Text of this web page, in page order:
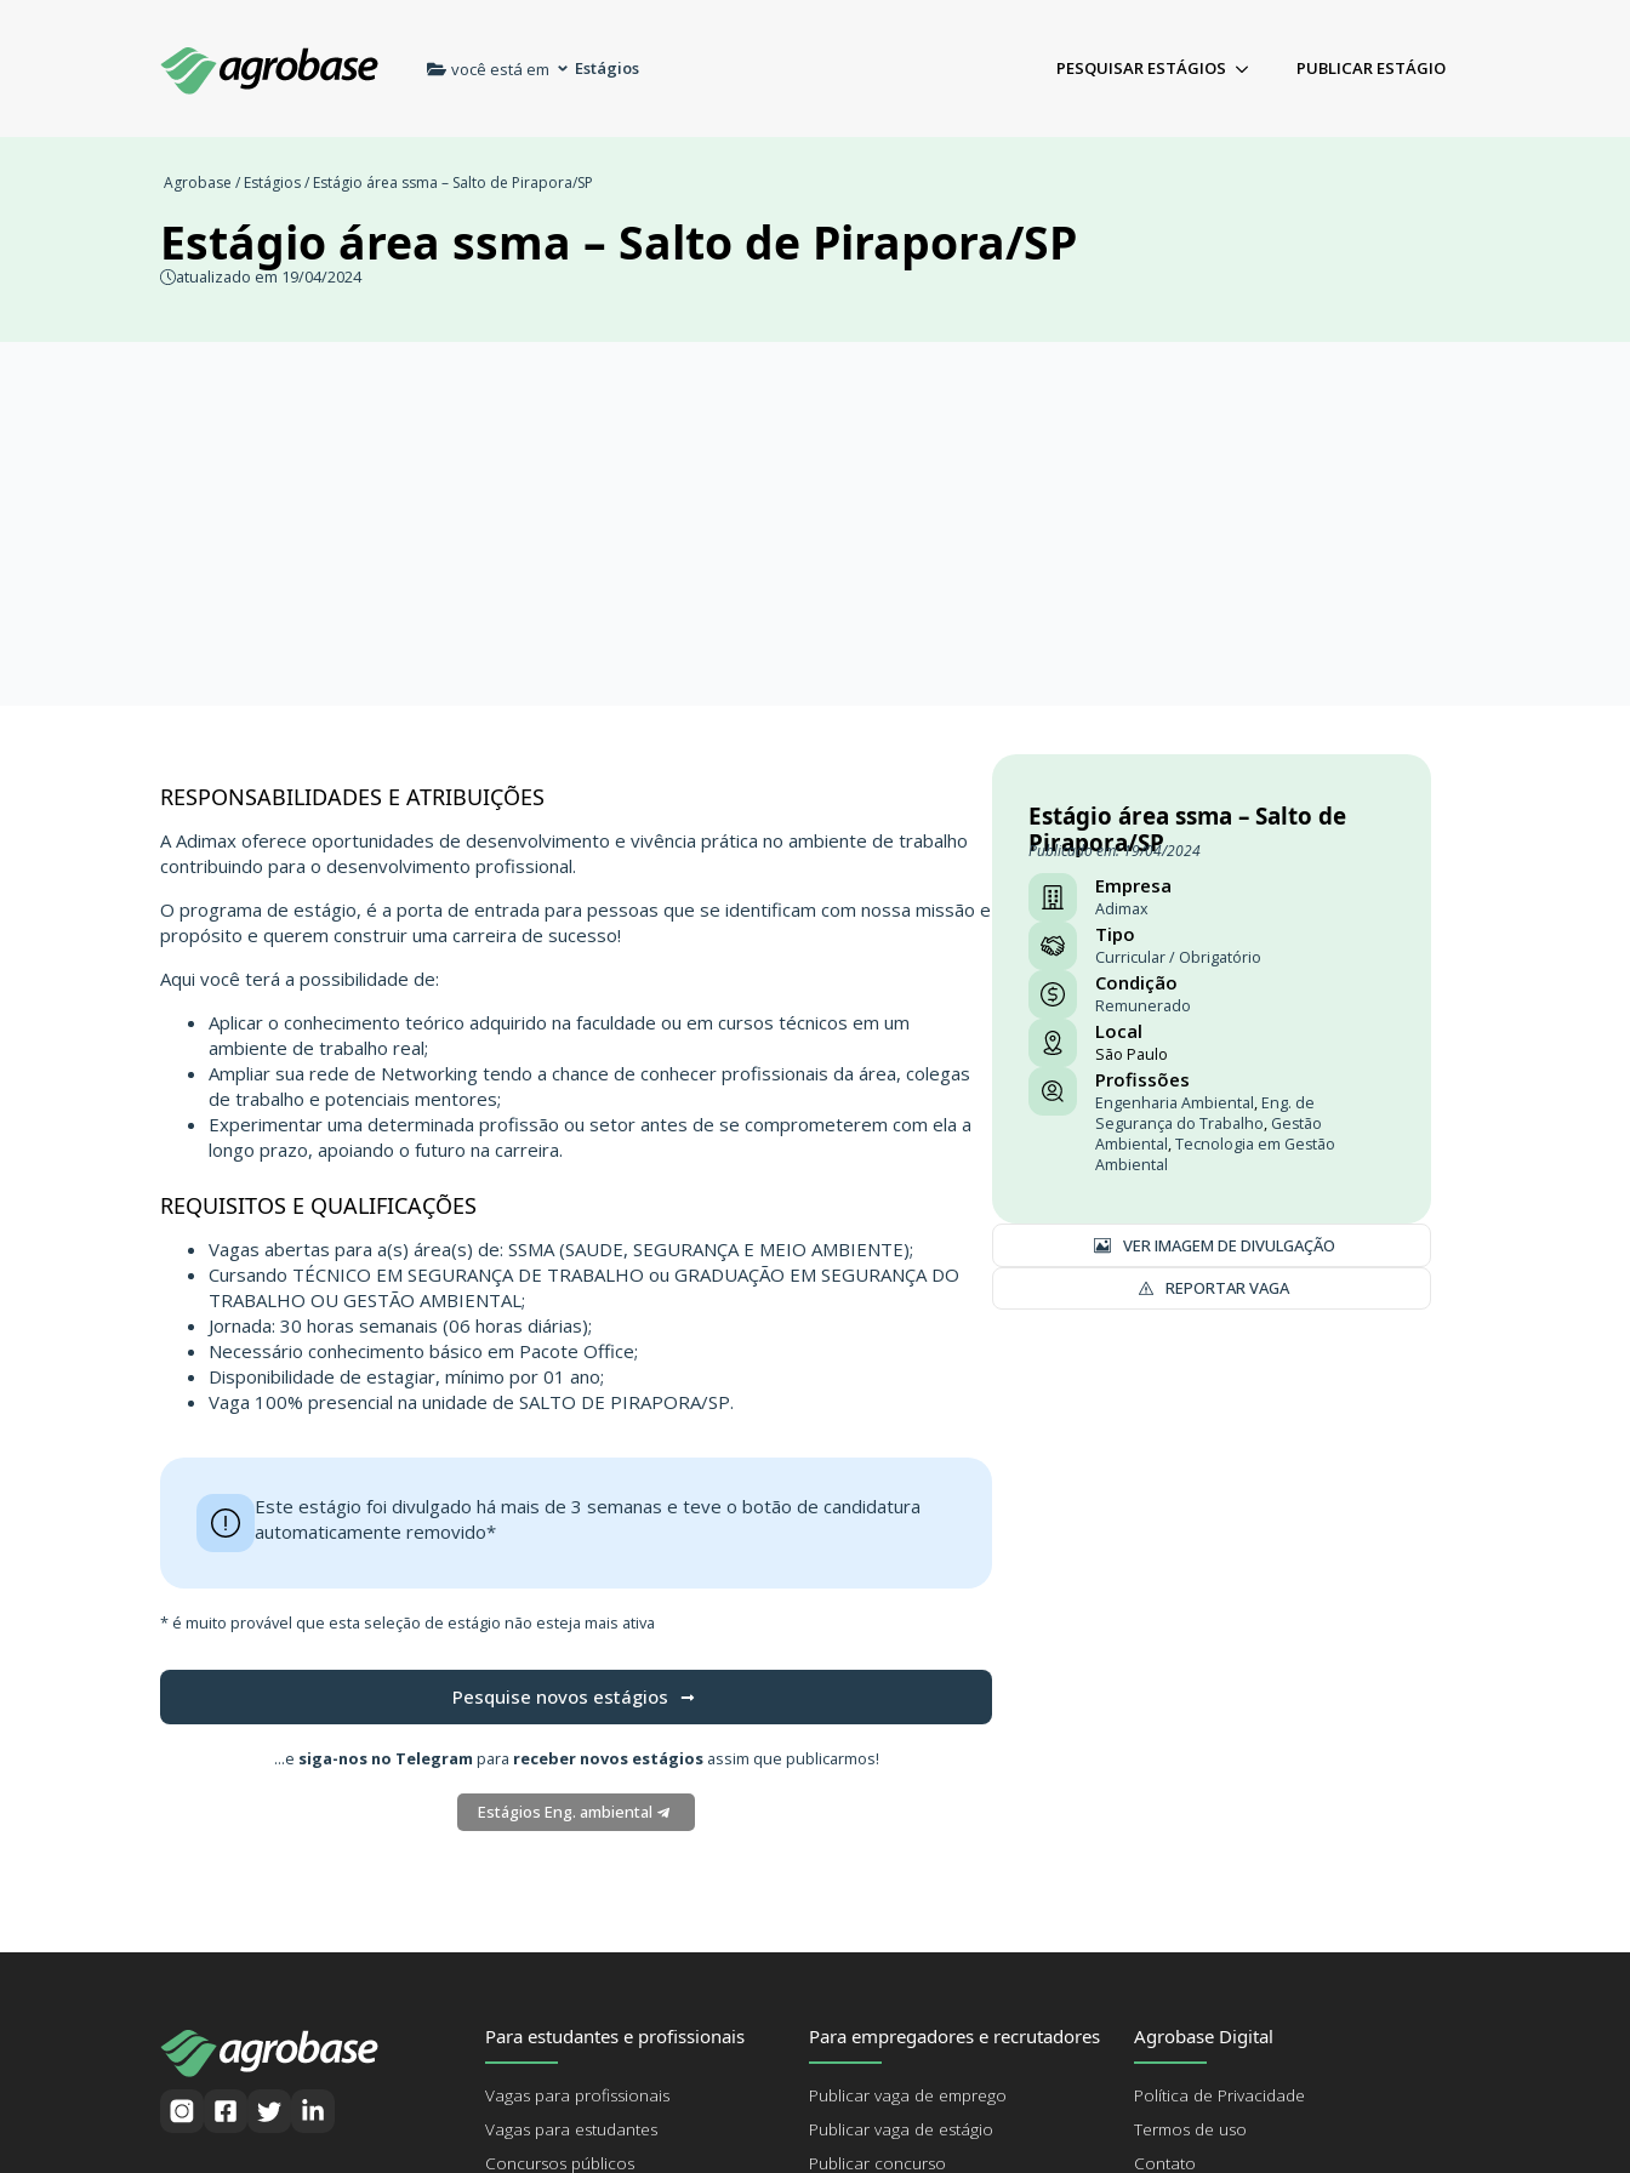
você está em Estágios PESQUISAR ESTÁGIOS PUBLICAR ESTÁGIO
Agrobase / Estágios/ Estágio área ssma – Salto de Pirapora/SP
Estágio área ssma – Salto de Pirapora/SP
atualizado em 19/04/2024
RESPONSABILIDADES E ATRIBUIÇÕES
A Adimax oferece oportunidades de desenvolvimento e vivência prática no ambiente de trabalho
contribuindo para o desenvolvimento profissional.
O programa de estágio, é a porta de entrada para pessoas que se identificam com nossa missão e
propósito e querem construir uma carreira de sucesso!
Aqui você terá a possibilidade de:
Aplicar o conhecimento teórico adquirido na faculdade ou em cursos técnicos em um
ambiente de trabalho real;
Ampliar sua rede de Networking tendo a chance de conhecer profissionais da área, colegas
de trabalho e potenciais mentores;
Experimentar uma determinada profissão ou setor antes de se comprometerem com ela a
longo prazo, apoiando o futuro na carreira.
REQUISITOS E QUALIFICAÇÕES
Vagas abertas para a(s) área(s) de: SSMA (SAUDE, SEGURANÇA E MEIO AMBIENTE);
Cursando TÉCNICO EM SEGURANÇA DE TRABALHO ou GRADUAÇÃO EM SEGURANÇA DO
TRABALHO OU GESTÃO AMBIENTAL;
Jornada: 30 horas semanais (06 horas diárias);
Necessário conhecimento básico em Pacote Office;
Disponibilidade de estagiar, mínimo por 01 ano;
Vaga 100% presencial na unidade de SALTO DE PIRAPORA/SP.
Este estágio foi divulgado há mais de 3 semanas e teve o botão de candidatura
automaticamente removido*
* é muito provável que esta seleção de estágio não esteja mais ativa
Pesquise novos estágios
...e siga-nos no Telegram para receber novos estágiosassim que publicarmos!
Estágios Eng. ambiental
Estágio área ssma – Salto de
Pirapora/SP
Publicado em: 19/04/2024
Empresa
Adimax
Tipo
Curricular / Obrigatório
Condição
Remunerado
Local
São Paulo
Profissões
Engenharia Ambiental, Eng. de
Segurança do Trabalho, Gestão
Ambiental,Tecnologia em Gestão
Ambiental
VER IMAGEM DE DIVULGAÇÃO
REPORTAR VAGA
Para estudantes e profissionais
Vagas para profissionais
Vagas para estudantes
Concursos públicos
Para empregadores e recrutadores
Publicar vaga de emprego
Publicar vaga de estágio
Publicar concurso
Agrobase Digital
Política de Privacidade
Termos de uso
Contato